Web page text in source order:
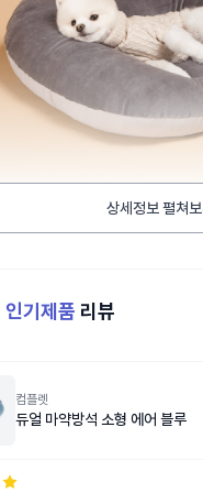
상세정보 펼쳐
인기제품 리뷰
컴플렛
듀얼 마약방석 소형 에어 블루